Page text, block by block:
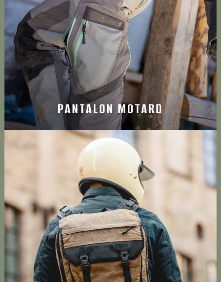
PANTALON MOTARD
Découvrez le top du pantalon pour motard avec la
marque Klim®
BAGAGES POUR MOTARD
Découvrez les meilleurs sacs pour motard de la